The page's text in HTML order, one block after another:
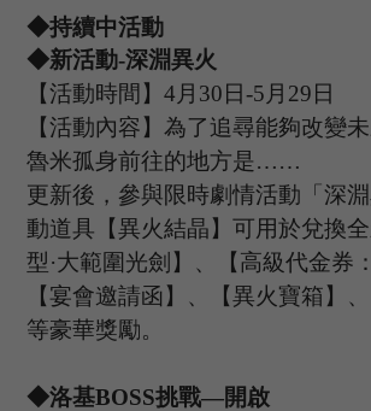
◆持續中活動
◆新活動-深淵異火
【活動時間】4 月 30日-5 月 29日
【活動內容】為了追尋能夠改變
魯米孤身前往的地方是……
更新後，參與限時劇情活動「深
動道具【異火結晶】可用於兌換
型·大範圍光劍】、【高級代金券
【宴會邀請函】、【異火寶箱】
等豪華獎勵。
◆洛基BOSS挑戰—開啟